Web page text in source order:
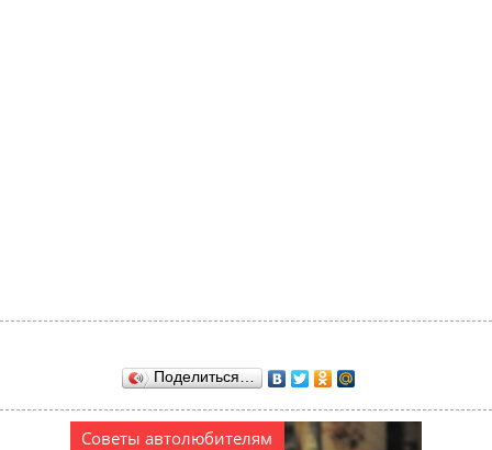
Поделиться…
Советы автолюбителям